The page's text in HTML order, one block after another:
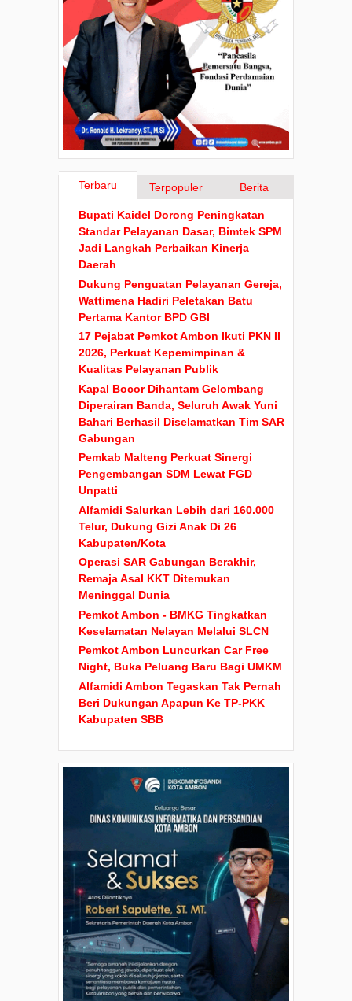
Terbaru Terpopuler Berita
Bupati Kaidel Dorong Peningkatan
Standar Pelayanan Dasar, Bimtek SPM
Jadi Langkah Perbaikan Kinerja
Daerah
Dukung Penguatan Pelayanan Gereja,
Wattimena Hadiri Peletakan Batu
Pertama Kantor BPD GBI
17 Pejabat Pemkot Ambon Ikuti PKN II
2026, Perkuat Kepemimpinan &
Kualitas Pelayanan Publik
Kapal Bocor Dihantam Gelombang
Diperairan Banda, Seluruh Awak Yuni
Bahari Berhasil Diselamatkan Tim SAR
Gabungan
Pemkab Malteng Perkuat Sinergi
Pengembangan SDM Lewat FGD
Unpatti
Alfamidi Salurkan Lebih dari 160.000
Telur, Dukung Gizi Anak Di 26
Kabupaten/Kota
Operasi SAR Gabungan Berakhir,
Remaja Asal KKT Ditemukan
Meninggal Dunia
Pemkot Ambon - BMKG Tingkatkan
Keselamatan Nelayan Melalui SLCN
Pemkot Ambon Luncurkan Car Free
Night, Buka Peluang Baru Bagi UMKM
Alfamidi Ambon Tegaskan Tak Pernah
Beri Dukungan Apapun Ke TP-PKK
Kabupaten SBB